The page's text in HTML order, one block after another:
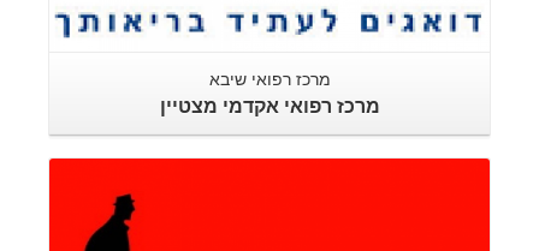
מרכז רפואי שיבא
מרכז רפואי אקדמי מצטיין